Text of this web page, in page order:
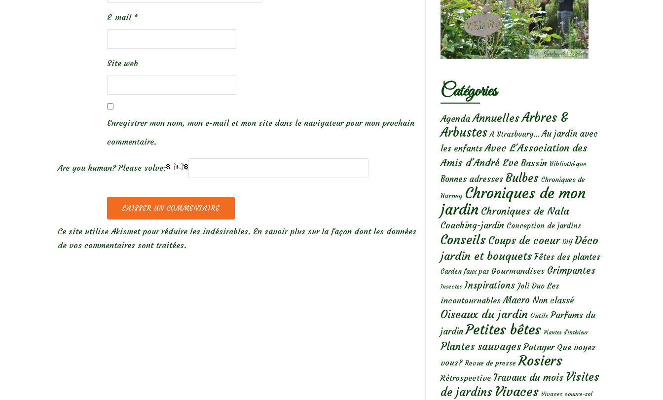
E-mail *
Site web
Enregistrer mon nom, mon e-mail et mon site dans le navigateur pour mon prochain
commentaire.
Are you human? Please solve:
Ce site utilise Akismet pour réduire les indésirables. En savoir plus sur la façon dont les données
de vos commentaires sont traitées.
Catégories
Agenda AnnuellesArbres &
Arbustes A Strasbourg... Au jardin avec
les enfants Avec L'Association des
Amis d'André Eve Bassin Bibliothèque
Bonnes adresses Bulbes Chroniques de
Barney Chroniques de mon
jardin Chroniques de Nala
Coaching-jardin Conception de jardins
Conseils Coups de coeur DIY Déco
jardin et bouquets Fêtes des plantes
Garden faux pas Gourmandises Grimpantes
Insectes Inspirations Joli Duo Les
incontournables Macro Non classé
Oiseaux du jardin Outils Parfums du
jardin Petites bêtes Plantes d’intérieur
Plantes sauvages Potager Que voyez-
vous? Revue de presse Rosiers
Rétrospective Travaux du mois Visites
de jardins Vivaces Vivaces couvre-sol